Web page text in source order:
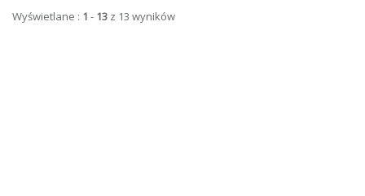
Wyświetlane : 1 - 13 z 13 wyników